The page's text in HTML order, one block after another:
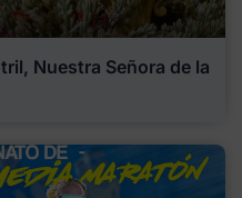
Nuestra Señora de la